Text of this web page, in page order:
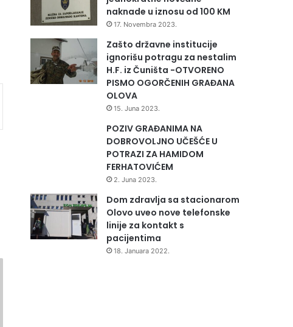
naknade u iznosu od 100 KM
17. Novembra 2023.
Zašto državne institucije
ignorišu potragu za nestalim
H.F. iz Čuništa -OTVORENO
PISMO OGORČENIH GRAĐANA
OLOVA
15. Juna 2023.
POZIV GRAĐANIMA NA
DOBROVOLJNO UČEŠĆE U
POTRAZI ZA HAMIDOM
FERHATOVIĆEM
2. Juna 2023.
Dom zdravlja sa stacionarom
Olovo uveo nove telefonske
linije za kontakt s
pacijentima
18. Januara 2022.